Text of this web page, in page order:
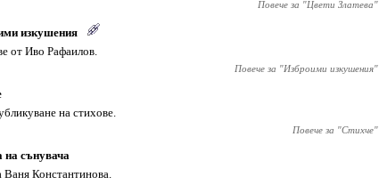
Повече за "Цвети Златева"
изкушения
от Иво Рафаилов.
Повече за "Изброими изкушения"
на стихове.
Повече за "Стихче"
на сънувача
Ваня Константинова.